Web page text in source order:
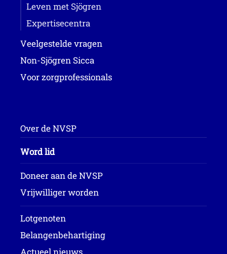
Leven met Sjögren
Expertisecentra
Veelgestelde vragen
Non-Sjögren Sicca
Voor zorgprofessionals
Over de NVSP
Word lid
Doneer aan de NVSP
Vrijwilliger worden
Lotgenoten
Belangenbehartiging
Actueel nieuws